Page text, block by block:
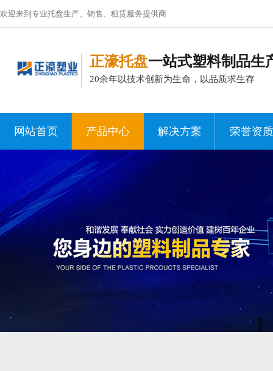
欢迎来到专业托盘生产、销售、租赁服务提供商
正濠托盘一站式塑料制品生
20余年以技术创新为生命，以品质求生存
网站首页 产品中心 解决方案 荣誉资质